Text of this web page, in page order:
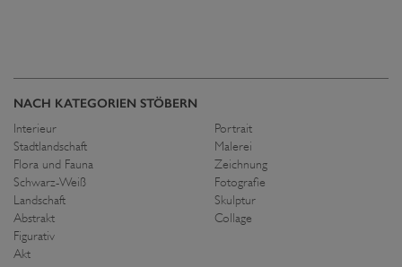
NACH KATEGORIEN STÖBERN
Interieur
Stadtlandschaft
Flora und Fauna
Schwarz-Weiß
Landschaft
Abstrakt
Figurativ
Akt
Portrait
Malerei
Zeichnung
Fotografie
Skulptur
Collage